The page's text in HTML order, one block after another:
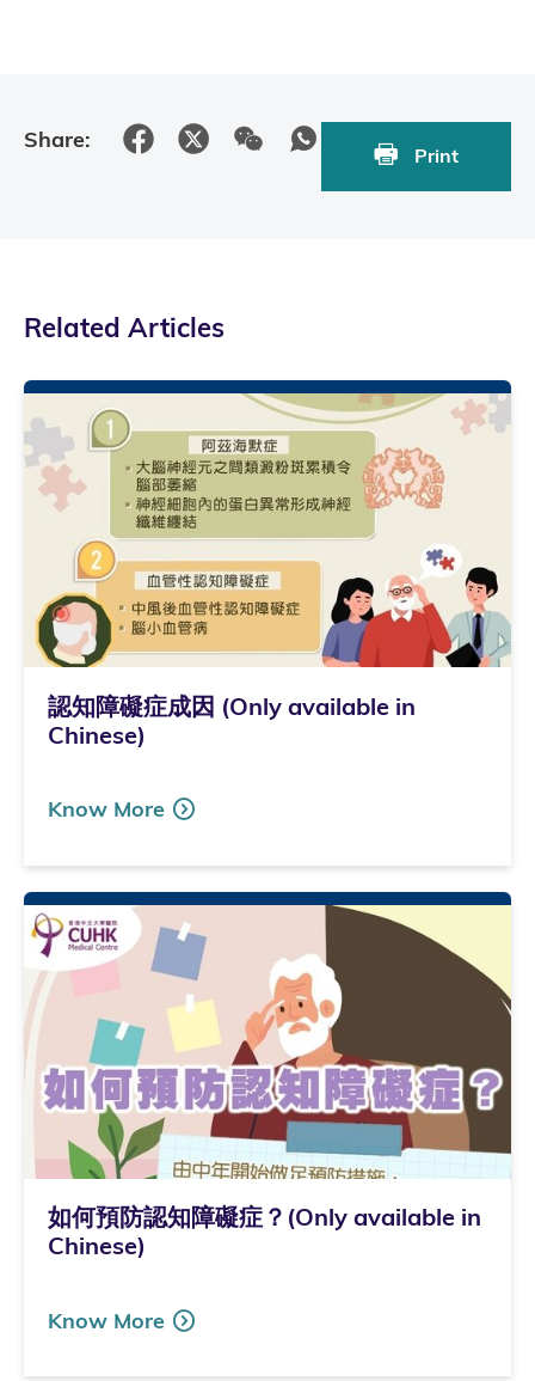
Share:
Print
Related Articles
認知障礙症成因 (Only available in
Chinese)
Know More
如何預防認知障礙症？(Only available in
Chinese)
Know More